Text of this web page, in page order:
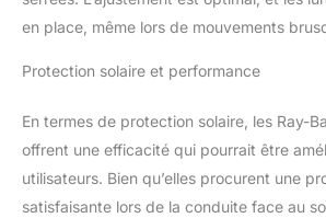
en place, même lors de mouvements
Protection solaire et performance
En termes de protection solaire, les Ray-
offrent une efficacité qui pourrait être
utilisateurs. Bien qu’elles procurent une
satisfaisante lors de la conduite face au